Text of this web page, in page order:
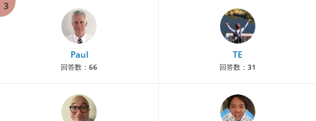
3
Paul
回答数： 66
TE
回答数： 31